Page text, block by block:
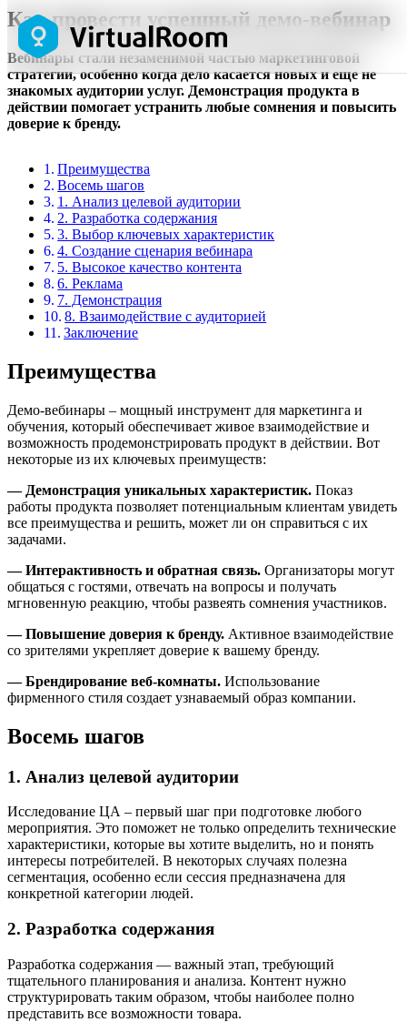
Как провести успешный демо-вебинар
Вебинары стали незаменимой частью маркетинговой
стратегии, особенно когда дело касается новых и еще не
знакомых аудитории услуг. Демонстрация продукта в
действии помогает устранить любые сомнения и повысить
доверие к бренду.
Преимущества
Восемь шагов
1. Анализ целевой аудитории
2. Разработка содержания
3. Выбор ключевых характеристик
4. Создание сценария вебинара
5. Высокое качество контента
6. Реклама
7. Демонстрация
8. Взаимодействие с аудиторией
Заключение
Преимущества
Демо-вебинары – мощный инструмент для маркетинга и
обучения, который обеспечивает живое взаимодействие и
возможность продемонстрировать продукт в действии. Вот
некоторые из их ключевых преимуществ:
— Демонстрация уникальных характеристик. Показ
работы продукта позволяет потенциальным клиентам увидеть
все преимущества и решить, может ли он справиться с их
задачами.
— Интерактивность и обратная связь. Организаторы могут
общаться с гостями, отвечать на вопросы и получать
мгновенную реакцию, чтобы развеять сомнения участников.
— Повышение доверия к бренду. Активное взаимодействие
со зрителями укрепляет доверие к вашему бренду.
— Брендирование веб-комнаты. Использование
фирменного стиля создает узнаваемый образ компании.
Восемь шагов
1. Анализ целевой аудитории
Исследование ЦА – первый шаг при подготовке любого
мероприятия. Это поможет не только определить технические
характеристики, которые вы хотите выделить, но и понять
интересы потребителей. В некоторых случаях полезна
сегментация, особенно если сессия предназначена для
конкретной категории людей.
2. Разработка содержания
Разработка содержания — важный этап, требующий
тщательного планирования и анализа. Контент нужно
структурировать таким образом, чтобы наиболее полно
представить все возможности товара.